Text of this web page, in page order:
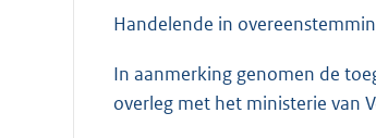
Handelende in
In aanmerking genomen de
overleg met het ministerie van